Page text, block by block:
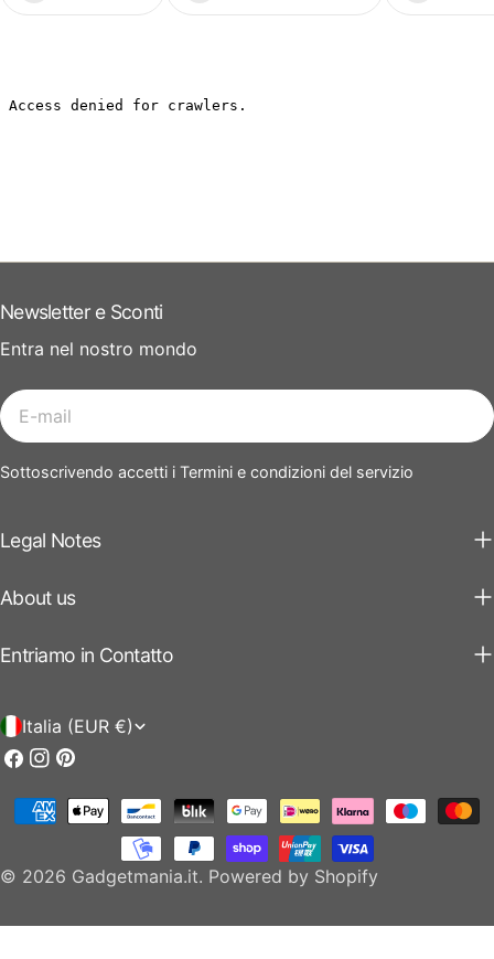
Legal Notes
About us
Entriamo in Contatto
Newsletter e Sconti
Entra nel nostro mondo
E-
mail
Sottoscrivendo accetti i Termini e condizioni del servizio
P
a
e
Italia (EUR €)
Facebook
Instagram
Pinterest
© 2026 Gadgetmania.it. Powered by Shopify
Modalità
pagamento